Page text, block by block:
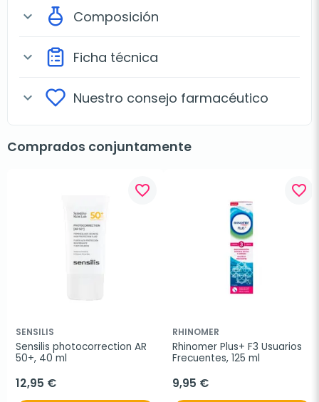
expand_more Composición
expand_more Ficha técnica
expand_more Nuestro consejo farmacéutico
Comprados conjuntamente
favorite_border
SENSILIS
Sensilis photocorrection AR
50+, 40 ml
12,95 €
favorite_border
RHINOMER
Rhinomer Plus+ F3 Usuarios
Frecuentes, 125 ml
9,95 €